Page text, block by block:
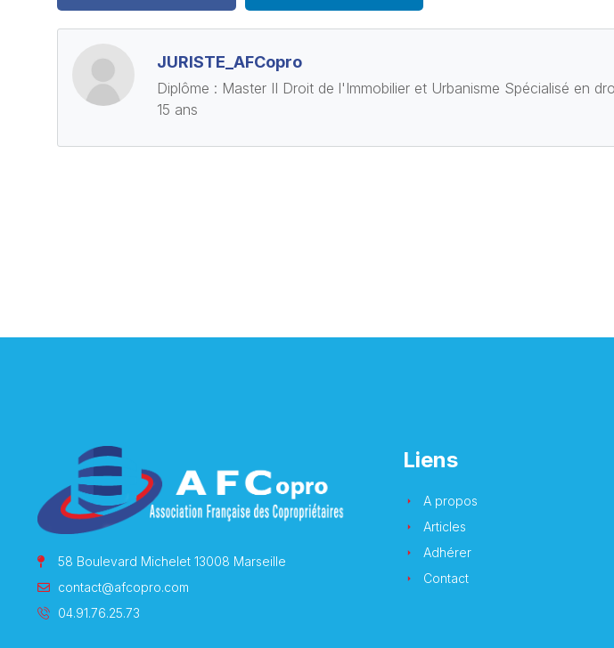
JURISTE_AFCopro
Diplôme : Master II Droit de l'Immobilier et Urbanisme Spécialisé en
15 ans
58 Boulevard Michelet 13008 Marseille
contact@afcopro.com
04.91.76.25.73
Liens
A propos
Articles
Adhérer
Contact